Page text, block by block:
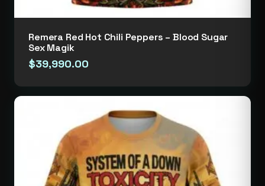
Remera Red Hot Chili Peppers – Blood Sugar
Sex Magik
$39,990.00